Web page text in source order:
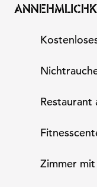
Zimmer